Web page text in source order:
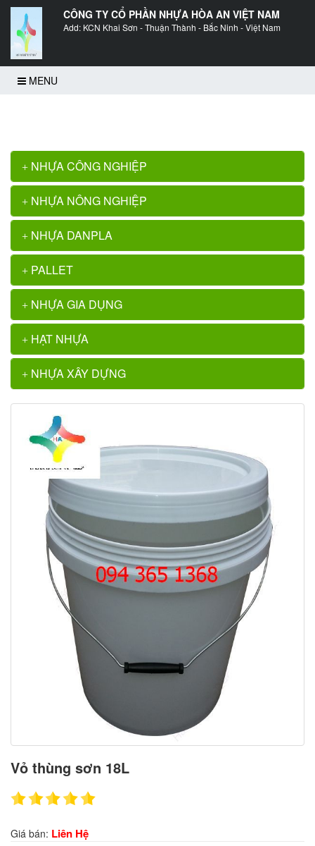
CÔNG TY CỔ PHẦN NHỰA HÒA AN VIỆT NAM
Add: KCN Khai Sơn - Thuận Thành - Bắc Ninh - Việt Nam
MENU
NHỰA CÔNG NGHIỆP
NHỰA NÔNG NGHIỆP
NHỰA DANPLA
PALLET
NHỰA GIA DỤNG
HẠT NHỰA
NHỰA XÂY DỰNG
Vỏ thùng sơn 18L
Giá bán: Liên Hệ